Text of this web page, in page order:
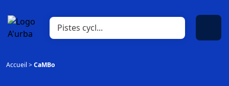
Accueil>CaMBo